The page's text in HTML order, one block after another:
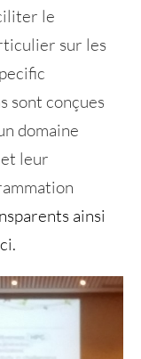
le
sur les
sont conçues
domaine
leur
ainsi